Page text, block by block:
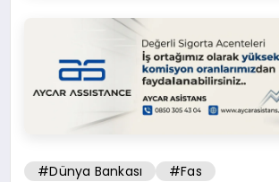
#Dünya Bankası
#Fas